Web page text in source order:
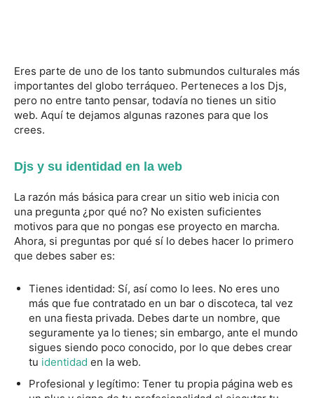
Eres parte de uno de los tanto submundos culturales más
importantes del globo terráqueo. Perteneces a los Djs,
pero no entre tanto pensar, todavía no tienes un sitio
web. Aquí te dejamos algunas razones para que los
crees.
Djs y su identidad en la web
La razón más básica para crear un sitio web inicia con
una pregunta ¿por qué no? No existen suficientes
motivos para que no pongas ese proyecto en marcha.
Ahora, si preguntas por qué sí lo debes hacer lo primero
que debes saber es:
Tienes identidad: Sí, así como lo lees. No eres uno
más que fue contratado en un bar o discoteca, tal vez
en una fiesta privada. Debes darte un nombre, que
seguramente ya lo tienes; sin embargo, ante el mundo
sigues siendo poco conocido, por lo que debes crear
tu identidad en la web.
Profesional y legítimo: Tener tu propia página web es